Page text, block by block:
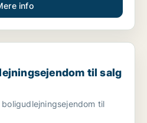
info
til salg i Storkøbenhavn
til salg
til